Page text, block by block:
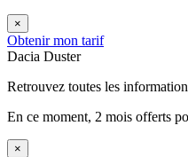
×
Obtenir mon tarif
Dacia Duster
Retrouvez toutes les
En ce moment, 2 mois offerts
×